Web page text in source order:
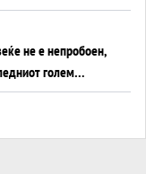
инвазија
не е непробоен,
голем